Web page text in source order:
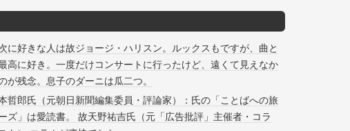
に好きな人は故ジョージ・ハリスン。ルックスもですが、曲と
高に好き。一度だけコンサートに行ったけど、遠くて見えなか
が残念。息子のダーニは瓜二つ。
哲郎氏（元朝日新聞編集委員・評論家）：氏の「ことばへの旅
ズ」は愛読書。 故天野祐吉氏（元「広告批評」主催者・コラ